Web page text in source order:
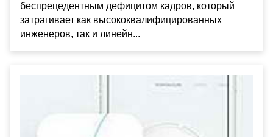
беспрецедентным дефицитом кадров, который
затрагивает как высококвалифицированных
инженеров, так и линейн...